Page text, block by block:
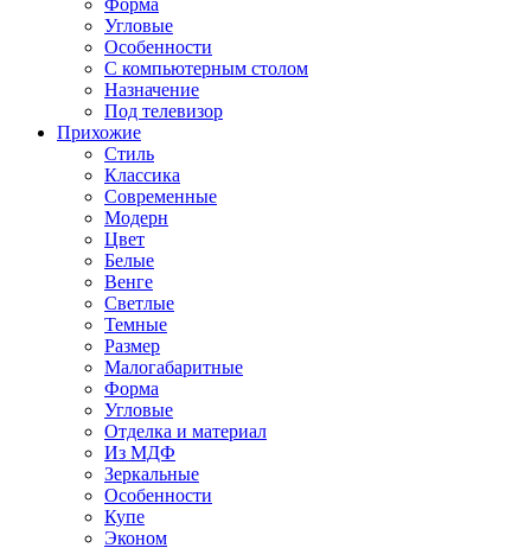
Форма
Угловые
Особенности
С компьютерным столом
Назначение
Под телевизор
Прихожие
Стиль
Классика
Современные
Модерн
Цвет
Белые
Венге
Светлые
Темные
Размер
Малогабаритные
Форма
Угловые
Отделка и материал
Из МДФ
Зеркальные
Особенности
Купе
Эконом